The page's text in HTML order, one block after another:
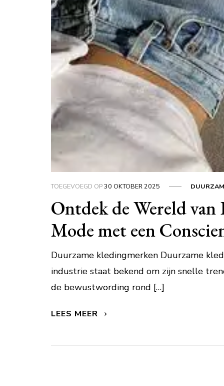
TOEGEVOEGD OP30 OKTOBER 2025
Ontdek de Wereld
Mode met een
Duurzame kledingmerken Duurzame
industrie staat bekend om zijn snelle
de bewustwording rond […]
LEES MEER